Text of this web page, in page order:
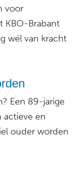
voor
KBO-Brabant
wél van kracht
Een 89-jarige
actieve en
ouder worden